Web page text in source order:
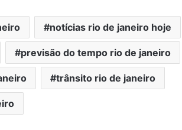
notícias rio de janeiro hoje
previsão do tempo rio de janeiro
trânsito rio de janeiro